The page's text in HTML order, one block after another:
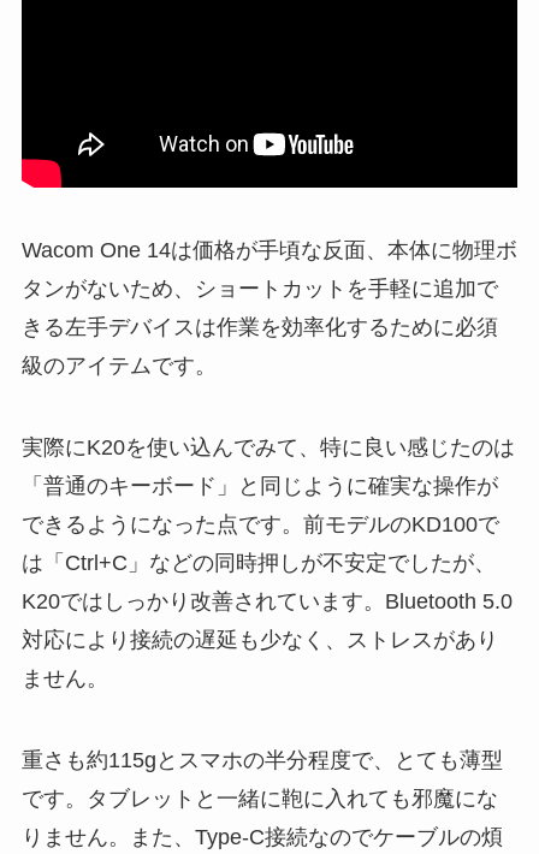
Wacom One 14は価格が手頃な反面、本体に物理ボ
タンがないため、ショートカットを手軽に追加で
きる左手デバイスは作業を効率化するために必須
級のアイテムです。
実際にK20を使い込んでみて、特に良い感じたのは
「普通のキーボード」と同じように確実な操作が
できるようになった点です。前モデルのKD100で
は「Ctrl+C」などの同時押しが不安定でしたが、
K20ではしっかり改善されています。Bluetooth 5.0
対応により接続の遅延も少なく、ストレスがあり
ません。
重さも約115gとスマホの半分程度で、とても薄型
です。タブレットと一緒に鞄に入れても邪魔にな
りません。また、Type-C接続なのでケーブルの煩